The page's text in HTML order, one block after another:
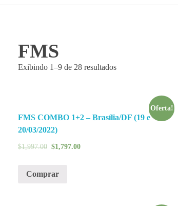
FMS
Exibindo 1–9 de 28 resultados
Oferta!
FMS COMBO 1+2 – Brasília/DF (19 e
20/03/2022)
$1,997.00 $1,797.00
Comprar